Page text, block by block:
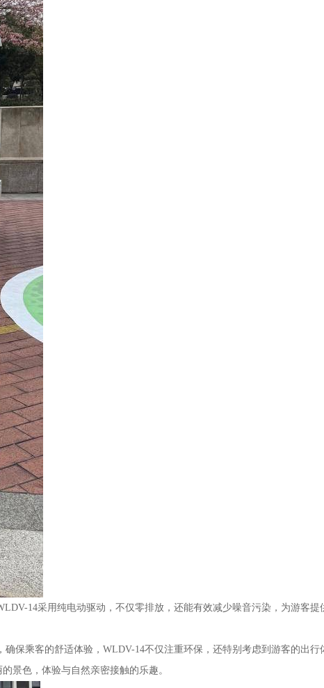
14采用纯电动驱动，不仅零排放，还能有效减少噪音污染，为游客提
保乘客的舒适体验，WLDV-14不仅注重环保，还特别考虑到游客的出行
景色，体验与自然亲密接触的乐趣。